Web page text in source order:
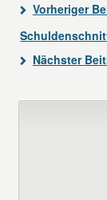
Vorheriger
Nächster